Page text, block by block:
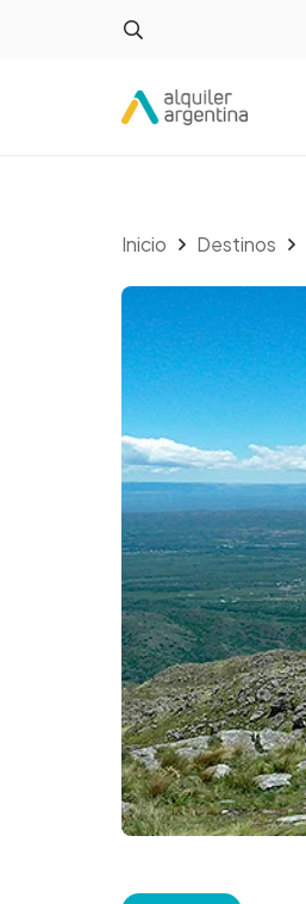
Inicio Destinos